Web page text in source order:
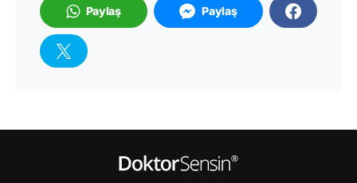
Paylaş Paylaş